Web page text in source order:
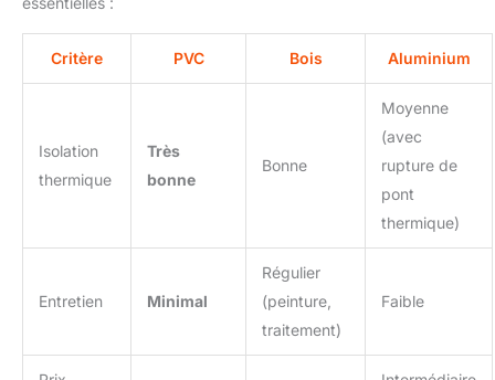
Critère PVC Bois Aluminium
Isolation
thermique
Très
bonne
Bonne
Moyenne
(avec
rupture de
pont
thermique)
Entretien Minimal
Régulier
(peinture,
traitement)
Faible